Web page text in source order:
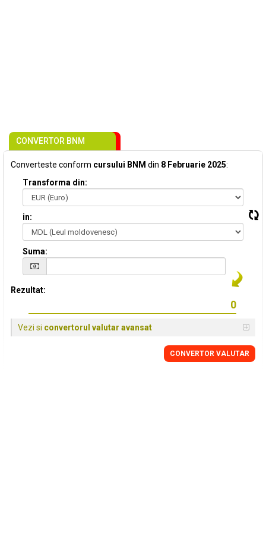
CONVERTOR BNM
Converteste conform cursului BNM din 8 Februarie 2025:
Transforma din:
in:
Suma:
Rezultat:
Vezi si convertorul valutar avansat
CONVERTOR VALUTAR